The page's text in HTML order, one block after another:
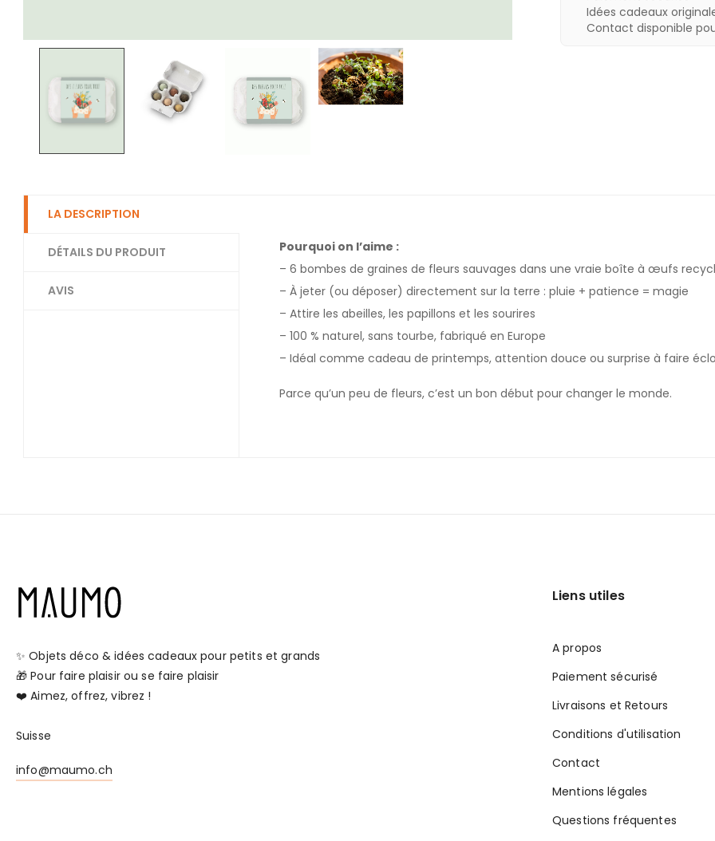
Idées cadeaux
Contact disponible
LA DESCRIPTION
DÉTAILS DU PRODUIT
AVIS
Pourquoi on l’aime :
– 6 bombes de graines de fleurs sauvages dans une vraie boîte à œufs
– À jeter (ou déposer) directement sur la terre : pluie + patience = magie
– Attire les abeilles, les papillons et les sourires
– 100 % naturel, sans tourbe, fabriqué en Europe
– Idéal comme cadeau de printemps, attention douce ou surprise à faire
Parce qu’un peu de fleurs, c’est un bon début pour changer le monde.
✨ Objets déco & idées cadeaux pour petits et grands
🎁 Pour faire plaisir ou se faire plaisir
❤️ Aimez, offrez, vibrez !
Suisse
info@maumo.ch
Liens utiles
A propos
Paiement sécurisé
Livraisons et Retours
Conditions d'utilisation
Contact
Mentions légales
Questions fréquentes